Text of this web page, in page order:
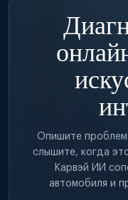
Опишите
слышите, когда
Карвэй ИИ
автомобиля и